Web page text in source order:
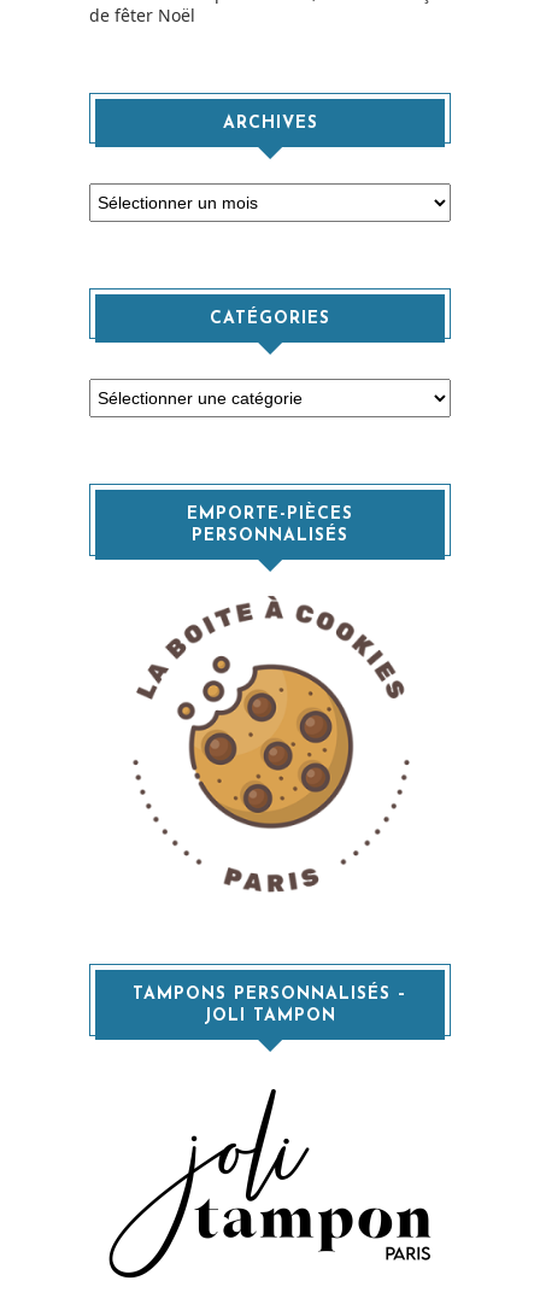
de fêter Noël
ARCHIVES
Archives
CATÉGORIES
Catégories
EMPORTE-PIÈCES
PERSONNALISÉS
TAMPONS PERSONNALISÉS –
JOLI TAMPON